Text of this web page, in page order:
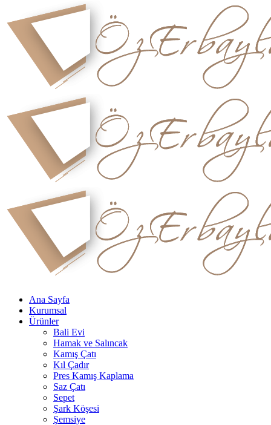
Ana Sayfa
Kurumsal
Ürünler
Bali Evi
Hamak ve Salıncak
Kamış Çatı
Kıl Çadır
Pres Kamış Kaplama
Saz Çatı
Sepet
Şark Köşesi
Şemsiye